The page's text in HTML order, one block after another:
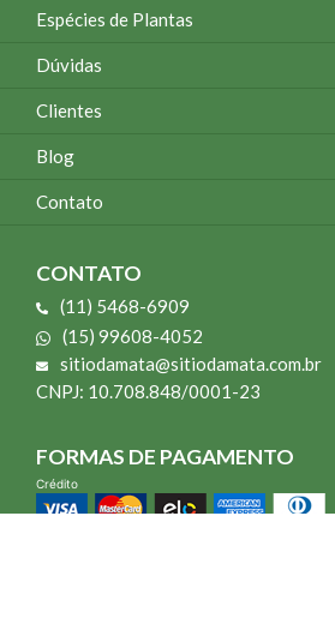
Espécies de Plantas
Dúvidas
Clientes
Blog
Contato
CONTATO
(11) 5468-6909
(15) 99608-4052
sitiodamata@sitiodamata.com.br
CNPJ: 10.708.848/0001-23
FORMAS DE PAGAMENTO
Crédito